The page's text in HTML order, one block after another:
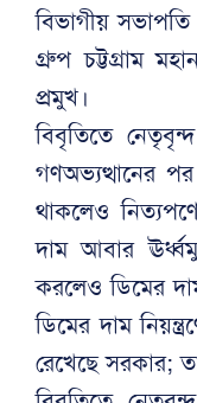
বিভাগীয়
গ্রুপ চট্টগ্রাম
প্রমুখ।
বিবৃতিতে
গণঅভ্যত্থানের
থাকলেও
দাম আবার
করলেও ডিমের
ডিমের দাম
রেখেছে সরকার;